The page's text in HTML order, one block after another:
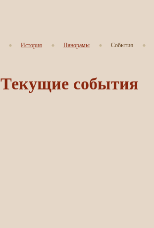
История Панорамы События
Текущие события